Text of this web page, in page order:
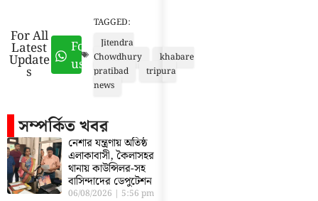
For All
Latest
Update
s
Follow
us
TAGGED:
Jitendra
Chowdhury
khabare
pratibad
tripura
news
সম্পর্কিত খবর
নেশার যন্ত্রণায় অতিষ্ঠ
এলাকাবাসী, কৈলাসহর
থানায় কাউন্সিলর-সহ
বাসিন্দাদের ডেপুটেশন
06/08/2026 5:56 pm